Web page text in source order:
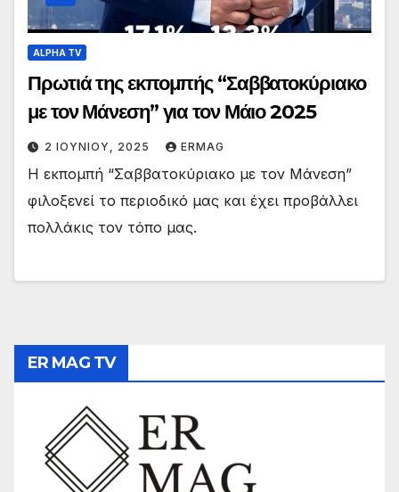
ALPHA TV
Πρωτιά της εκπομπής “Σαββατοκύριακο
με τον Μάνεση” για τον Μάιο 2025
2 ΙΟΥΝΊΟΥ, 2025 ERMAG
Η εκπομπή “Σαββατοκύριακο με τον Μάνεση”
φιλοξενεί το περιοδικό μας και έχει προβάλλει
πολλάκις τον τόπο μας.
ER MAG TV